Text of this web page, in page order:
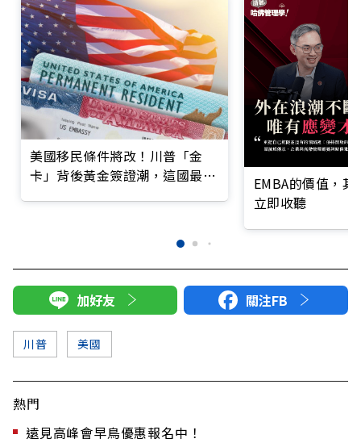
美國移民條件將改！川普「金
卡」背後黃金簽證潮，這國最便
EMBA的價值，
立即收聽
加好友 關注FB
川普 美國
熱門
遠見高峰會早鳥優惠報名中！